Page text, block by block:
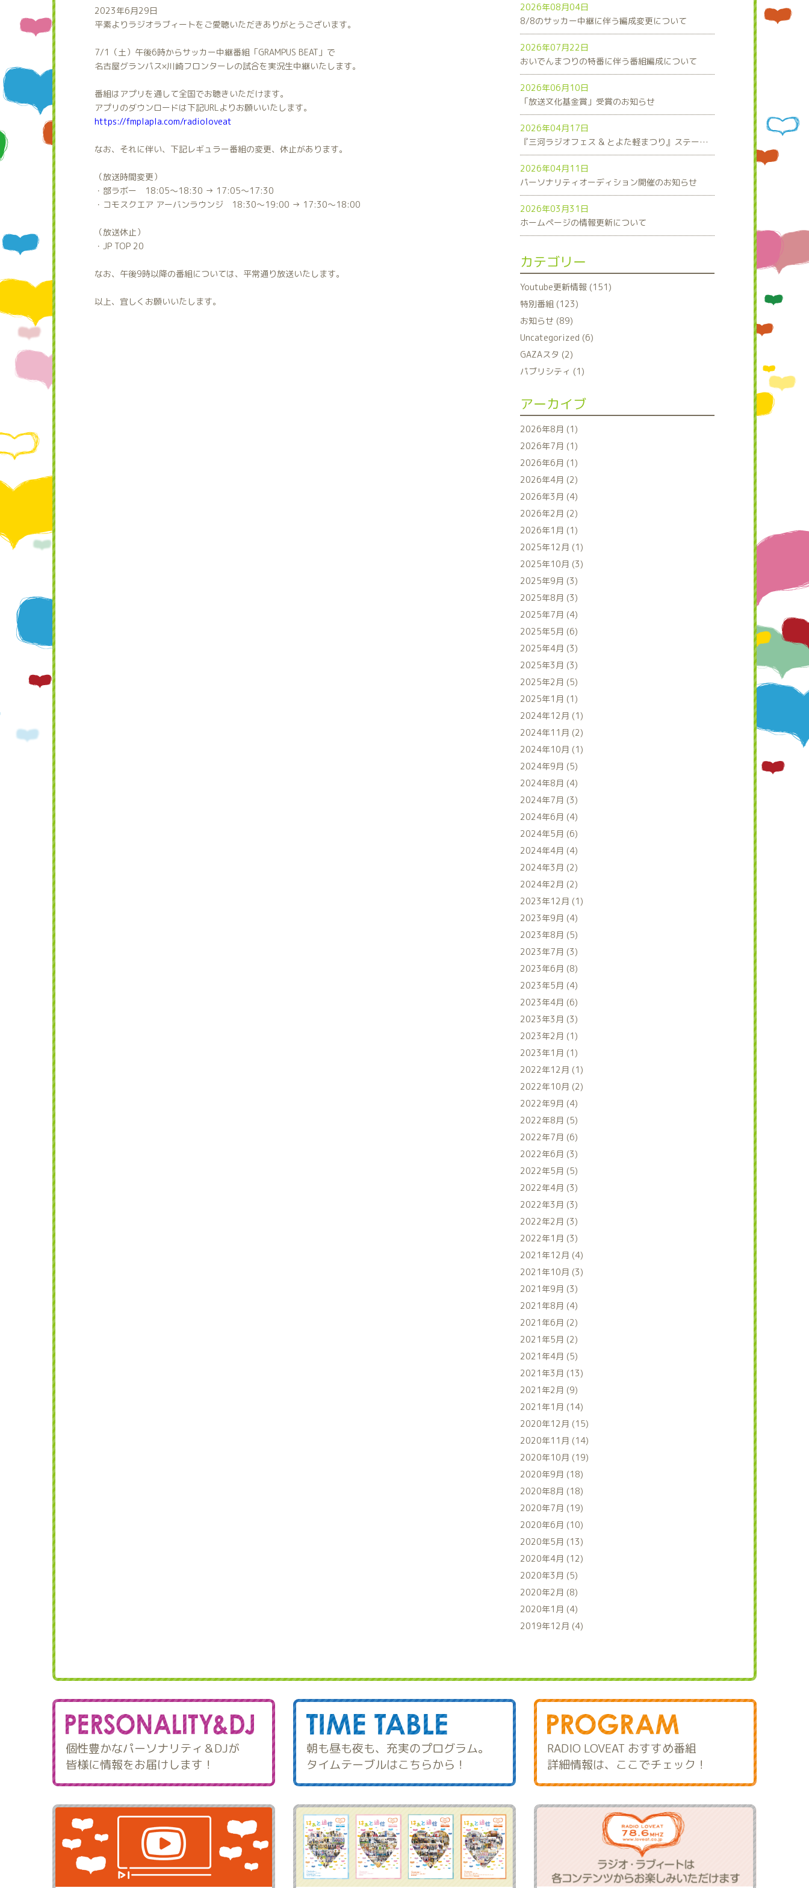
2023年6月29日
平素よりラジオラブィートをご愛聴いただきありがとうございます。
7/1（土）午後6時からサッカー中継番組「GRAMPUS BEAT」で
名古屋グランパス×川崎フロンターレの試合を実況生中継いたします。
番組はアプリを通して全国でお聴きいただけます。
アプリのダウンロードは下記URLよりお願いいたします。
https://fmplapla.com/radioloveat
なお、それに伴い、下記レギュラー番組の変更、休止があります。
（放送時間変更）
・部ラボー 18:05～18:30 → 17:05～17:30
・コモスクエア アーバンラウンジ 18:30～19:00 → 17:30～18:00
（放送休止）
・JP TOP 20
なお、午後9時以降の番組については、平常通り放送いたします。
以上、宜しくお願いいたします。
2026年08月04日
8/8のサッカー中継に伴う編成変更について
2026年07月22日
おいでんまつりの特番に伴う番組編成について
2026年06月10日
「放送文化基金賞」受賞のお知らせ
2026年04月17日
『三河ラジオフェス & とよた軽まつり』ステージスケジュール発表！
2026年04月11日
パーソナリティオーディション開催のお知らせ
2026年03月31日
ホームページの情報更新について
カテゴリー
Youtube更新情報 (151)
特別番組 (123)
お知らせ (89)
Uncategorized (6)
GAZAスタ (2)
パブリシティ (1)
アーカイブ
2026年8月 (1)
2026年7月 (1)
2026年6月 (1)
2026年4月 (2)
2026年3月 (4)
2026年2月 (2)
2026年1月 (1)
2025年12月 (1)
2025年10月 (3)
2025年9月 (3)
2025年8月 (3)
2025年7月 (4)
2025年5月 (6)
2025年4月 (3)
2025年3月 (3)
2025年2月 (5)
2025年1月 (1)
2024年12月 (1)
2024年11月 (2)
2024年10月 (1)
2024年9月 (5)
2024年8月 (4)
2024年7月 (3)
2024年6月 (4)
2024年5月 (6)
2024年4月 (4)
2024年3月 (2)
2024年2月 (2)
2023年12月 (1)
2023年9月 (4)
2023年8月 (5)
2023年7月 (3)
2023年6月 (8)
2023年5月 (4)
2023年4月 (6)
2023年3月 (3)
2023年2月 (1)
2023年1月 (1)
2022年12月 (1)
2022年10月 (2)
2022年9月 (4)
2022年8月 (5)
2022年7月 (6)
2022年6月 (3)
2022年5月 (5)
2022年4月 (3)
2022年3月 (3)
2022年2月 (3)
2022年1月 (3)
2021年12月 (4)
2021年10月 (3)
2021年9月 (3)
2021年8月 (4)
2021年6月 (2)
2021年5月 (2)
2021年4月 (5)
2021年3月 (13)
2021年2月 (9)
2021年1月 (14)
2020年12月 (15)
2020年11月 (14)
2020年10月 (19)
2020年9月 (18)
2020年8月 (18)
2020年7月 (19)
2020年6月 (10)
2020年5月 (13)
2020年4月 (12)
2020年3月 (5)
2020年2月 (8)
2020年1月 (4)
2019年12月 (4)
個性豊かなパーソナリティ＆DJが
皆様に情報をお届けします！
朝も昼も夜も、充実のプログラム。
タイムテーブルはこちらから！
RADIO LOVEAT おすすめ番組
詳細情報は、ここでチェック！